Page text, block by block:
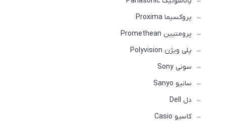
پروکسیما Proxima
پرومتیین Promethean
پلی ویژن Polyvision
سونی Sony
سانیو Sanyo
دل Dell
کاسیو Casio